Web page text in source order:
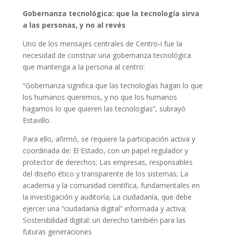
Gobernanza tecnológica: que la tecnología sirva
a las personas, y no al revés
Uno de los mensajes centrales de Centro-i fue la
necesidad de construir una gobernanza tecnológica
que mantenga a la persona al centro:
“Gobernanza significa que las tecnologías hagan lo que
los humanos queremos, y no que los humanos
hagamos lo que quieren las tecnologías”, subrayó
Estavillo.
Para ello, afirmó, se requiere la participación activa y
coordinada de: El Estado, con un papel regulador y
protector de derechos; Las empresas, responsables
del diseño ético y transparente de los sistemas; La
academia y la comunidad científica, fundamentales en
la investigación y auditoría; La ciudadanía, que debe
ejercer una “ciudadanía digital” informada y activa;
Sostenibilidad digital: un derecho también para las
futuras generaciones